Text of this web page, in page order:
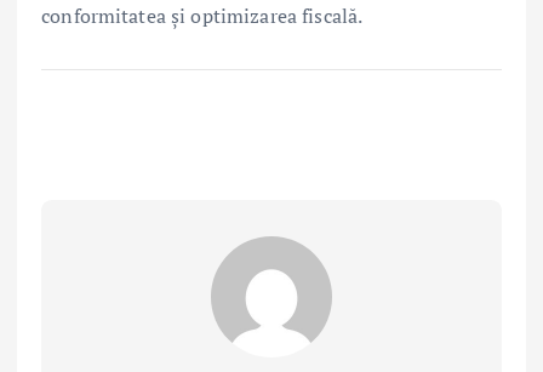
conformitatea și optimizarea fiscală.